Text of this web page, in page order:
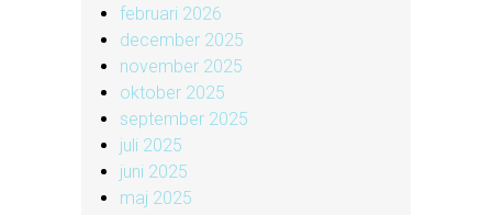
februari 2026
december 2025
november 2025
oktober 2025
september 2025
juli 2025
juni 2025
maj 2025